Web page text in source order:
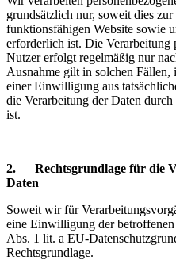
grundsätzlich nur, soweit dies
funktionsfähigen Website sowie
erforderlich ist. Die Verarbeitung
Nutzer erfolgt regelmäßig nur
Ausnahme gilt in solchen
einer Einwilligung aus
die Verarbeitung der Daten
ist.
2. Rechtsgrundlage für die
Daten
Soweit wir für
eine Einwilligung der
Abs. 1 lit. a EU-
Rechtsgrundlage.